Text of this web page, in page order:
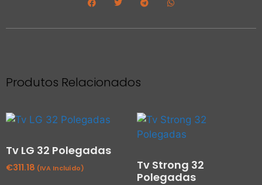
Produtos Relacionados
Tv LG 32 Polegadas
€311.18 (IVA Incluído)
Tv Strong 32
Polegadas